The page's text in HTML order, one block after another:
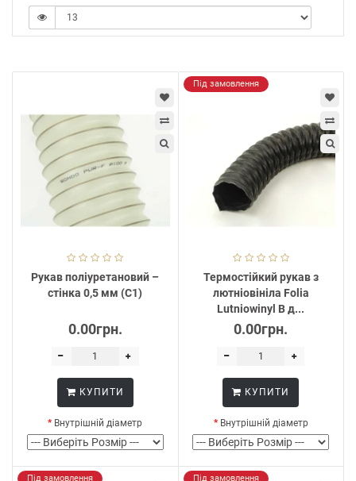
Рукав поліуретановий –
стінка 0,5 мм (С1)
0.00грн.
КУПИТИ
Внутрішній діаметр
Під замовлення
Термостійкий рукав з
лютніовініла Folia
Lutniowinyl B д...
0.00грн.
КУПИТИ
Внутрішній діаметр
Під замовлення Під замовлення